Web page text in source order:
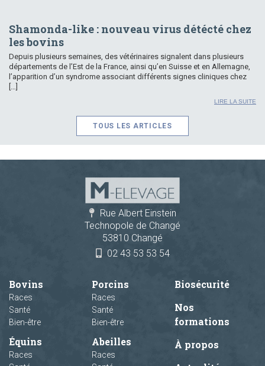
Shamonda-like : nouveau virus détécté chez
les bovins
Depuis plusieurs semaines, des vétérinaires signalent dans plusieurs
départements de l’Est de la France, ainsi qu’en Suisse et en Allemagne,
l’apparition d’un syndrome associant différents signes cliniques chez
[…]
LIRE LA SUITE
TOUS LES ARTICLES
Rue Albert Einstein
Technopole de Changé
53810 Changé
02 43 53 53 54
Bovins
Races
Santé
Bien-être
Équins
Races
Porcins
Races
Santé
Bien-être
Abeilles
Races
Biosécurité
Nos
formations
À propos